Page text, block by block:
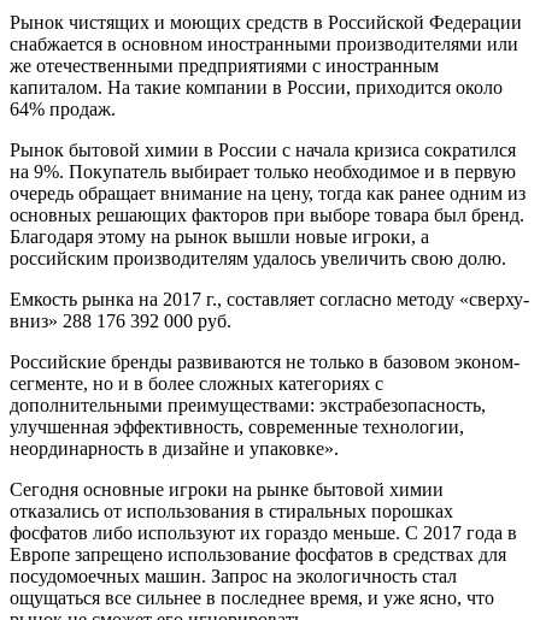
Рынок чистящих и моющих средств в Российской Федерации
снабжается в основном иностранными производителями или
же отечественными предприятиями с иностранным
капиталом. На такие компании в России, приходится около
64% продаж.
Рынок бытовой химии в России с начала кризиса сократился
на 9%. Покупатель выбирает только необходимое и в первую
очередь обращает внимание на цену, тогда как ранее одним из
основных решающих факторов при выборе товара был бренд.
Благодаря этому на рынок вышли новые игроки, а
российским производителям удалось увеличить свою долю.
Емкость рынка на 2017 г., составляет согласно методу «сверху-
вниз» 288 176 392 000 руб.
Российские бренды развиваются не только в базовом эконом-
сегменте, но и в более сложных категориях с
дополнительными преимуществами: экстрабезопасность,
улучшенная эффективность, современные технологии,
неординарность в дизайне и упаковке».
Сегодня основные игроки на рынке бытовой химии
отказались от использования в стиральных порошках
фосфатов либо используют их гораздо меньше. С 2017 года в
Европе запрещено использование фосфатов в средствах для
посудомоечных машин. Запрос на экологичность стал
ощущаться все сильнее в последнее время, и уже ясно, что